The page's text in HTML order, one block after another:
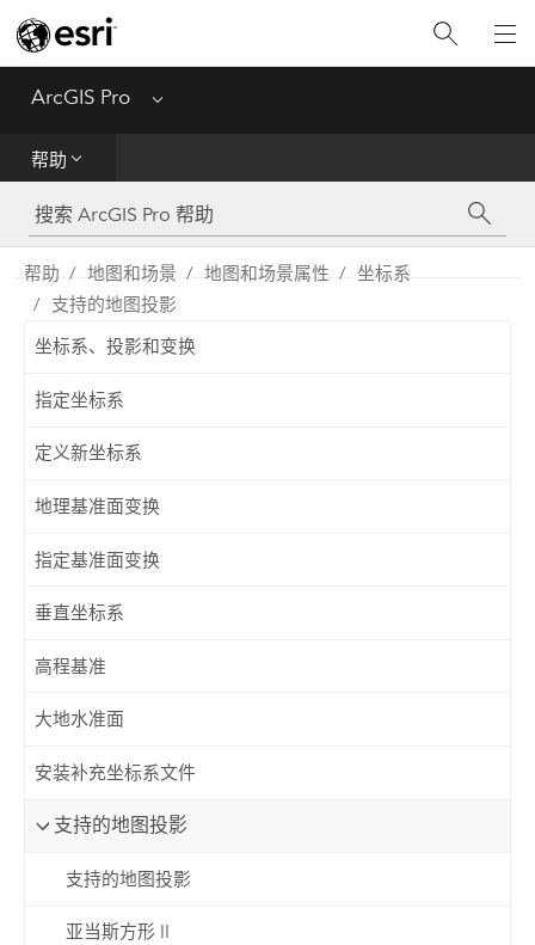
ArcGIS Pro Menu
帮助
工具参考
Python
SDK
帮助 地图和场景 地图和场景属性
坐标系
支持的地图投影
坐标系、投影和变换
指定坐标系
定义新坐标系
地理基准面变换
指定基准面变换
垂直坐标系
高程基准
大地水准面
安装补充坐标系文件
支持的地图投影
支持的地图投影
亚当斯方形 II